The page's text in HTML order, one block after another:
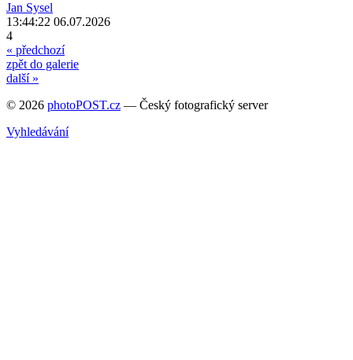
Jan Sysel
13:44:22 06.07.2026
4
« předchozí
zpět do galerie
další »
© 2026 photoPOST.cz — Český fotografický server
Vyhledávání